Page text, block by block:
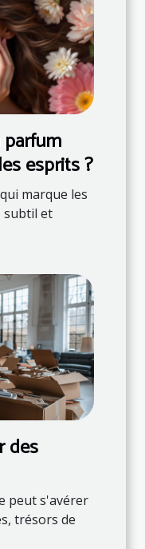
esprits ?
marque les
subtil et
des
peut s'avérer
trésors de